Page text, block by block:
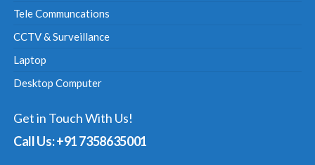
Tele Communcations
CCTV & Surveillance
Laptop
Desktop Computer
Get in Touch With Us!
Call Us: +91 7358635001